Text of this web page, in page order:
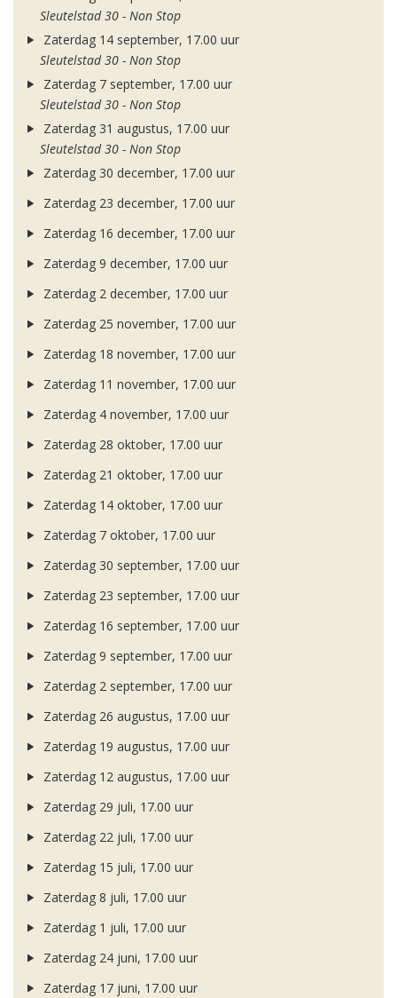
Sleutelstad 30 - Non Stop
Zaterdag 14 september, 17.00 uur
Sleutelstad 30 - Non Stop
Zaterdag 7 september, 17.00 uur
Sleutelstad 30 - Non Stop
Zaterdag 31 augustus, 17.00 uur
Sleutelstad 30 - Non Stop
Zaterdag 30 december, 17.00 uur
Zaterdag 23 december, 17.00 uur
Zaterdag 16 december, 17.00 uur
Zaterdag 9 december, 17.00 uur
Zaterdag 2 december, 17.00 uur
Zaterdag 25 november, 17.00 uur
Zaterdag 18 november, 17.00 uur
Zaterdag 11 november, 17.00 uur
Zaterdag 4 november, 17.00 uur
Zaterdag 28 oktober, 17.00 uur
Zaterdag 21 oktober, 17.00 uur
Zaterdag 14 oktober, 17.00 uur
Zaterdag 7 oktober, 17.00 uur
Zaterdag 30 september, 17.00 uur
Zaterdag 23 september, 17.00 uur
Zaterdag 16 september, 17.00 uur
Zaterdag 9 september, 17.00 uur
Zaterdag 2 september, 17.00 uur
Zaterdag 26 augustus, 17.00 uur
Zaterdag 19 augustus, 17.00 uur
Zaterdag 12 augustus, 17.00 uur
Zaterdag 29 juli, 17.00 uur
Zaterdag 22 juli, 17.00 uur
Zaterdag 15 juli, 17.00 uur
Zaterdag 8 juli, 17.00 uur
Zaterdag 1 juli, 17.00 uur
Zaterdag 24 juni, 17.00 uur
Zaterdag 17 juni, 17.00 uur